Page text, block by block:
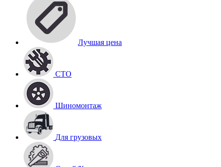
Лучшая цена
СТО
Шиномонтаж
Для грузовых